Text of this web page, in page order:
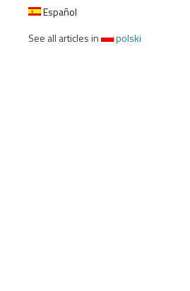
Español
See all articles in
polski